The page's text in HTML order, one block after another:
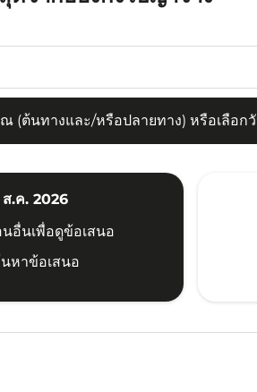
(ต้นทางและ/หรือปลายทาง) หรือเลือ
ส.ค. 2026
นอื่นเพื่อดูข้อเสนอ
หาข้อเสนอ